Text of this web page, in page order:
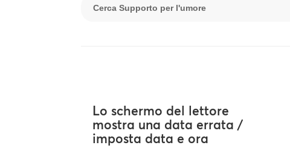
Lo schermo del lettore
mostra una data errata /
imposta data e ora